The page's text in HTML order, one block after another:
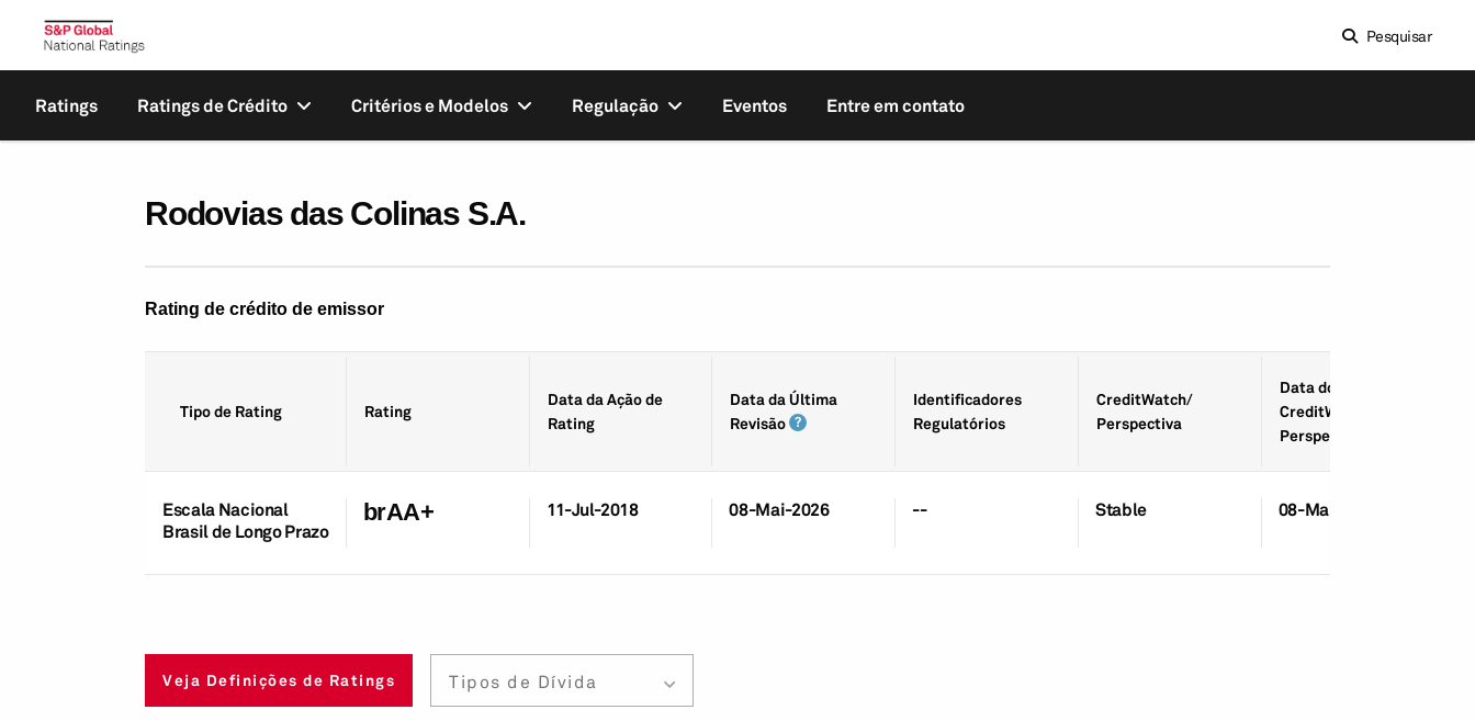
Pesquisar
Ratings Ratings de Crédito Critérios e Modelos Regulação Eventos Entre em contato
Rodovias das Colinas S.A.
Rating de crédito de emissor
Tipo de Rating Rating
Data da Ação de
Rating
Data da Última
Revisão
Identifica­dores
Regulatórios
CreditWatch/
Perspectiva
Data do
CreditWatch/
Perspectiva
Escala Nacional
Brasil de Longo Prazo
brAA+ 11-Jul-2018 08-Mai-2026 -- Stable 08-Mai-2026
Veja Definições de Ratings Tipos de Dívida